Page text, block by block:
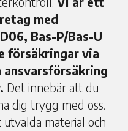
med
Bas-P/Bas-U
försäkringar via
ansvarsförsäkring
Det innebär att du
dig trygg med oss.
material och